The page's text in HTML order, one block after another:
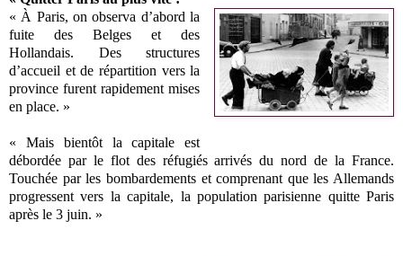
« À Paris, on observa d’abord la
fuite des Belges et des
Hollandais. Des structures
d’accueil et de répartition vers la
province furent rapidement mises
en place. »
« Mais bientôt la capitale est
débordée par le flot des réfugiés arrivés du nord de la France.
Touchée par les bombardements et comprenant que les Allemands
progressent vers la capitale, la population parisienne quitte Paris
après le 3 juin. »